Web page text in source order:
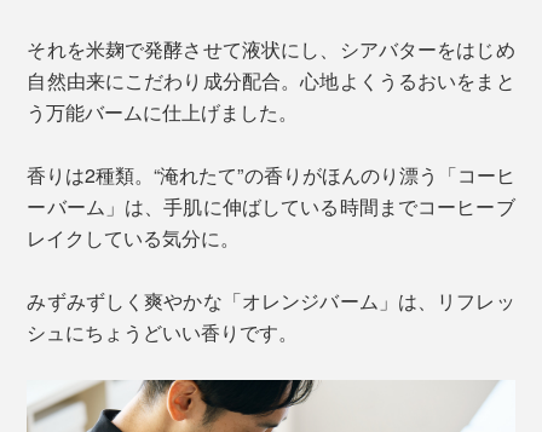
それを米麹で発酵させて液状にし、シアバターをはじめ
自然由来にこだわり成分配合。心地よくうるおいをまと
う万能バームに仕上げました。
香りは2種類。“淹れたて”の香りがほんのり漂う「コーヒ
ーバーム」は、手肌に伸ばしている時間までコーヒーブ
レイクしている気分に。
みずみずしく爽やかな「オレンジバーム」は、リフレッ
シュにちょうどいい香りです。